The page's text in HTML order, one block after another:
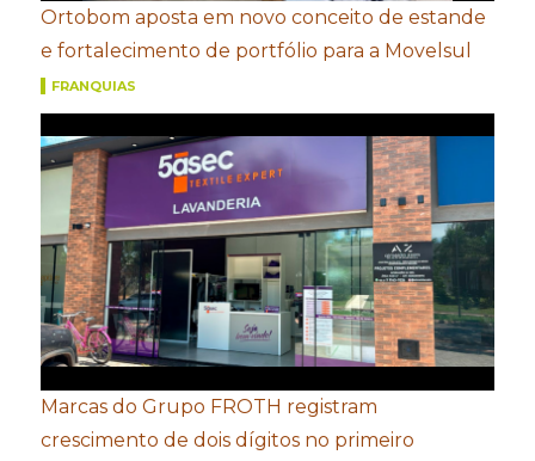
Ortobom aposta em novo conceito de estande
e fortalecimento de portfólio para a Movelsul
FRANQUIAS
Marcas do Grupo FROTH registram
crescimento de dois dígitos no primeiro